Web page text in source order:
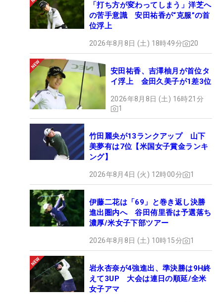
「打ち方が変わってしまう」洋芝へ
の苦手意識 安田祐香が“克服”の首
位浮上
2026年8月8日 (土) 18時49分 20
安田祐香、吉澤柚月が首位タ
イ浮上 金田久美子が1差3位
2026年8月8日 (土) 16時21分
1
竹田麗央が13ランクアップ 山下
美夢有は7位【米国女子賞金ランキ
ング】
2026年8月4日 (火) 12時00分 1
伊藤二花は「69」と巻き返し決勝
進出圏内へ 谷田侑里香は予選落ち
濃厚/米女子下部ツアー
2026年8月8日 (土) 10時15分 1
岩永杏奈が4強進出、準決勝は9H終
えて3UP 大会は連日の順延/全米
女子アマ